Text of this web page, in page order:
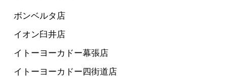
ボンベルタ店
イオン臼井店
イトーヨーカドー幕張店
イトーヨーカドー四街道店